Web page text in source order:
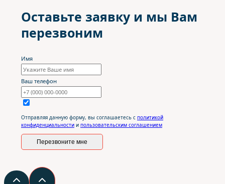
Оставьте заявку и мы Вам
перезвоним
Имя
Ваш телефон
Отправляя данную форму, вы соглашаетесь с политикой
конфиденциальности и пользовательским соглашением
Перезвоните мне